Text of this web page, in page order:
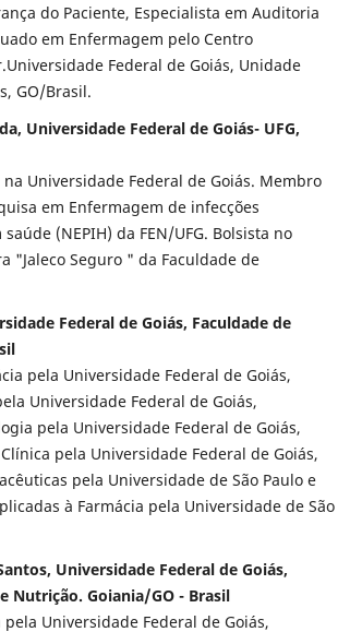
do Paciente, Especialista em Auditoria
em Enfermagem pelo Centro
Federal de Goiás, Unidade
GO/Brasil.
Universidade Federal de Goiás- UFG,
Universidade Federal de Goiás. Membro
em Enfermagem de infecções
(NEPIH) da FEN/UFG. Bolsista no
"Jaleco Seguro " da Faculdade de
Federal de Goiás, Faculdade de
pela Universidade Federal de Goiás,
Universidade Federal de Goiás,
pela Universidade Federal de Goiás,
pela Universidade Federal de Goiás,
pela Universidade de São Paulo e
à Farmácia pela Universidade de São
Universidade Federal de Goiás,
Nutrição. Goiania/GO - Brasil
Universidade Federal de Goiás,